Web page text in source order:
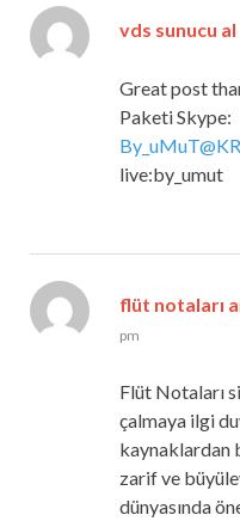
vds sunucu al
Great post
Paketi Skype:
live:by_umut
flüt notaları
pm
Flüt Notaları
çalmaya ilgi
kaynaklardan
zarif ve
dünyasında